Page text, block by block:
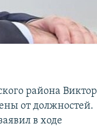
района Виктор
от должностей.
в ходе